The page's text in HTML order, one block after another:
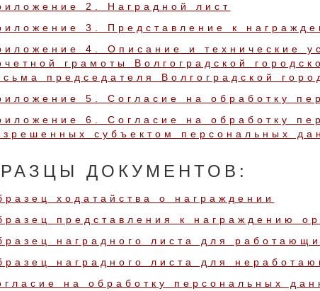
2. Наградной лист
3. Представление к
4. Описание и технические
грамоты Волгоградской
председателя Волгоградской
5. Согласие на обработку
6. Согласие на обработку
субъектом персональных
ДОКУМЕНТОВ:
ходатайства о награждении
представления к награждению
наградного листа для
наградного листа для
на обработку персональных